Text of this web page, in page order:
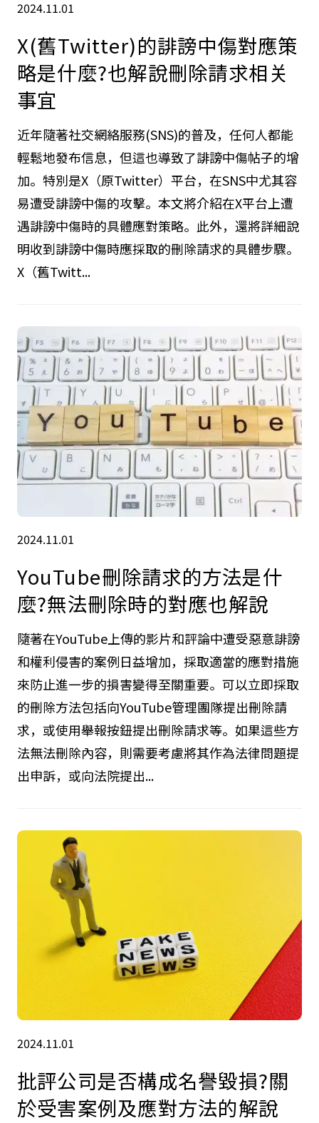
2024.11.01
X(舊Twitter)的誹謗中傷對應策
略是什麼?也解說刪除請求相关
事宜
近年隨著社交網絡服務(SNS)的普及，任何人都能
輕鬆地發布信息，但這也導致了誹謗中傷帖子的增
加。特別是X（原Twitter）平台，在SNS中尤其容
易遭受誹謗中傷的攻擊。本文將介紹在X平台上遭
遇誹謗中傷時的具體應對策略。此外，還將詳細說
明收到誹謗中傷時應採取的刪除請求的具體步驟。
X（舊Twitt...
2024.11.01
YouTube刪除請求的方法是什
麼?無法刪除時的對應也解說
隨著在YouTube上傳的影片和評論中遭受惡意誹謗
和權利侵害的案例日益增加，採取適當的應對措施
來防止進一步的損害變得至關重要。可以立即採取
的刪除方法包括向YouTube管理團隊提出刪除請
求，或使用舉報按鈕提出刪除請求等。如果這些方
法無法刪除內容，則需要考慮將其作為法律問題提
出申訴，或向法院提出...
2024.11.01
批評公司是否構成名譽毀損?關
於受害案例及應對方法的解說